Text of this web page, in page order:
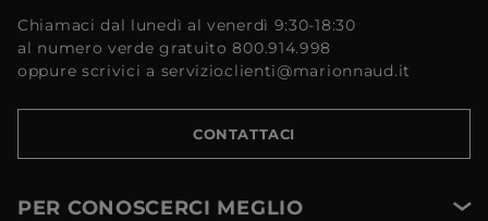
Chiamaci dal lunedì al venerdì 9:30-18:30
al numero verde gratuito 800.914.998
oppure scrivici a servizioclienti@marionnaud.it
CONTATTACI
PER CONOSCERCI MEGLIO